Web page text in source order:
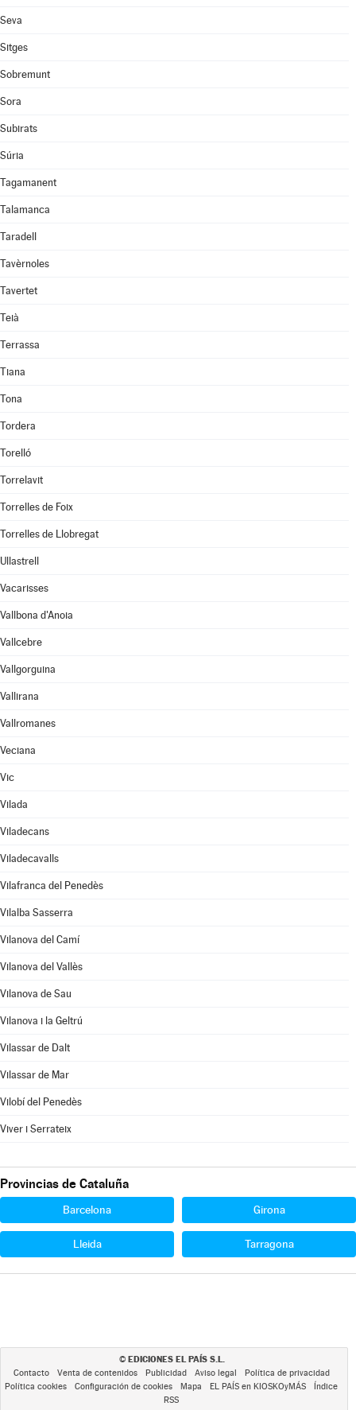
Seva
Sitges
Sobremunt
Sora
Subirats
Súria
Tagamanent
Talamanca
Taradell
Tavèrnoles
Tavertet
Teià
Terrassa
Tiana
Tona
Tordera
Torelló
Torrelavit
Torrelles de Foix
Torrelles de Llobregat
Ullastrell
Vacarisses
Vallbona d'Anoia
Vallcebre
Vallgorguina
Vallirana
Vallromanes
Veciana
Vic
Vilada
Viladecans
Viladecavalls
Vilafranca del Penedès
Vilalba Sasserra
Vilanova del Camí
Vilanova del Vallès
Vilanova de Sau
Vilanova i la Geltrú
Vilassar de Dalt
Vilassar de Mar
Vilobí del Penedès
Viver i Serrateix
Provincias de Cataluña
Barcelona Girona
Lleida Tarragona
© EDICIONES EL PAÍS S.L.
Contacto Venta de contenidos Publicidad Aviso legal
Política de privacidad
Política cookies
Configuración de cookies Mapa EL PAÍS en KIOSKOyMÁS
Índice
RSS